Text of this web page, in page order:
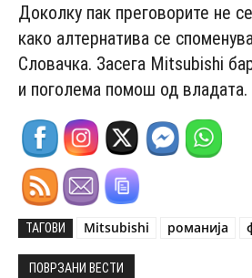
Доколку пак преговорите не
како алтернатива се
Словачка. Засега Mitsubishi
и поголема помош од владата.
ТАГОВИ Mitsubishi романија
ПОВРЗАНИ ВЕСТИ